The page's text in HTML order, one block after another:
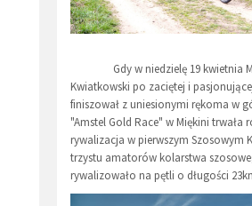
Gdy w niedzielę 19 kwietnia
Kwiatkowski po zaciętej i
finiszował z uniesionymi rękoma w
"Amstel Gold Race" w Miękini trwała
rywalizacja w pierwszym Szosowym
trzystu amatorów kolarstwa
rywalizowało na pętli o długości